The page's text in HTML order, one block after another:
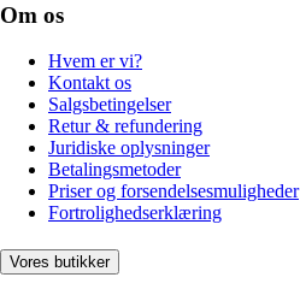
Om os
Hvem er vi?
Kontakt os
Salgsbetingelser
Retur & refundering
Juridiske oplysninger
Betalingsmetoder
Priser og forsendelsesmuligheder
Fortrolighedserklæring
Vores butikker